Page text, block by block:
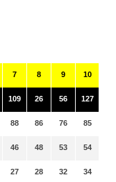
7
109
88
46
27
8
26
86
48
28
9
56
76
53
32
10
127
85
54
34